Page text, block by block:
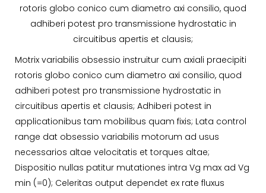
rotoris globo conico cum diametro axi consilio, quod
adhiberi potest pro transmissione hydrostatic in
circuitibus apertis et clausis;
Motrix variabilis obsessio instruitur cum axiali praecipiti
rotoris globo conico cum diametro axi consilio, quod
adhiberi potest pro transmissione hydrostatic in
circuitibus apertis et clausis; Adhiberi potest in
applicationibus tam mobilibus quam fixis; Lata control
range dat obsessio variabilis motorum ad usus
necessarios altae velocitatis et torques altae;
Dispositio nullas patitur mutationes intra Vg max ad Vg
min (=0); Celeritas output dependet ex rate fluxus